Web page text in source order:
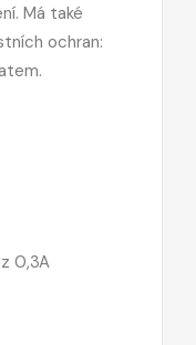
Má také
ochran:
0,3A